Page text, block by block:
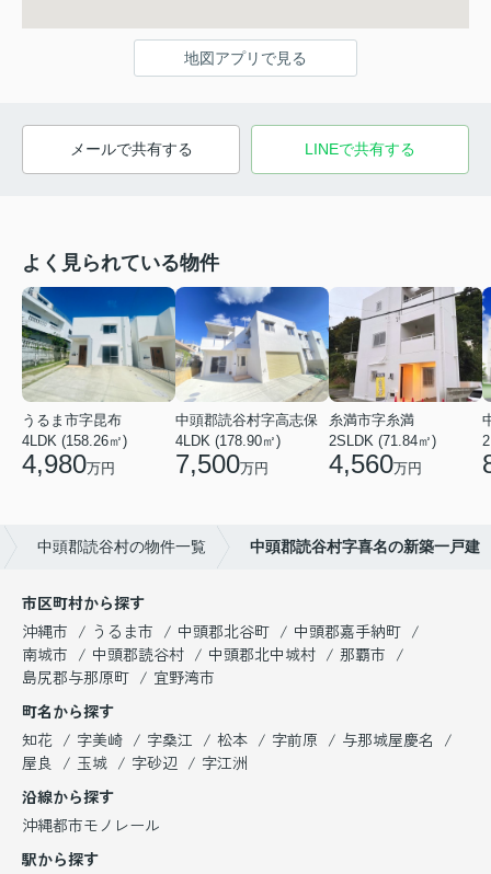
地図アプリで見る
メールで共有する LINEで共有する
よく見られている物件
うるま市字昆布
4LDK (158.26㎡)
4,980万円
中頭郡読谷村字高志保
4LDK (178.90㎡)
7,500万円
糸満市字糸満
2SLDK (71.84㎡)
4,560万円
中頭郡読谷村の物件一覧 中頭郡読谷村字喜名の新築一戸建
市区町村から探す
沖縄市
うるま市 中頭郡北谷町
中頭郡嘉手納町
南城市
中頭郡読谷村 中頭郡北中城村
那覇市
島尻郡与那原町
宜野湾市
町名から探す
知花
字美崎 字桑江 松本 字前原
与那城屋慶名
屋良
玉城 字砂辺
字江洲
沿線から探す
沖縄都市モノレール
駅から探す